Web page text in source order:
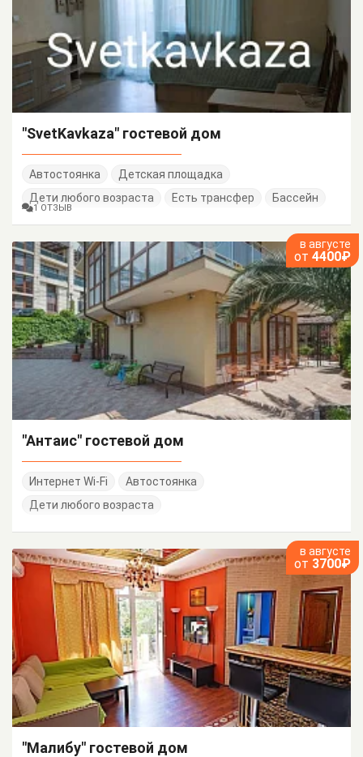
"SvetKavkaza" гостевой дом
Автостоянка
Детская площадка
Дети любого возраста
Есть трансфер Бассейн
1 ОТЗЫВ
в августе
от 4400₽
"Антаис" гостевой дом
Интернет Wi-Fi
Автостоянка
Дети любого возраста
в августе
от 3700₽
"Малибу" гостевой дом